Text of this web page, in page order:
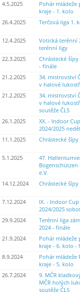
4.5.2025
Pohár mládeže
kraje - 1. kolo
26.4.2025 Terčová liga 1.
12.4.2025
Votická terénní
terénní ligy
22.3.2025
Chrástecké
- finále
21.2.2025
34. mistrovství
v halové
21.2.2025
34. mistrovství
v halové
soutěže ČLS
26.1.2025
XX. - Indoor
2024/2025
11.1.2025 Chrástecké
5.1.2025
47.
e.V.
14.12.2024 Chrástecké
7.12.2024
IX. - Indoor Cup
2024/2025
29.9.2024
Terénní liga
2024 - finále
21.9.2024
Pohár mládeže
kraje - 6. kolo -
8.9.2024
Pohár mládeže
kraje - 5. kolo
26.7.2024
9. MČR
MČR holých
soutěže ČLS